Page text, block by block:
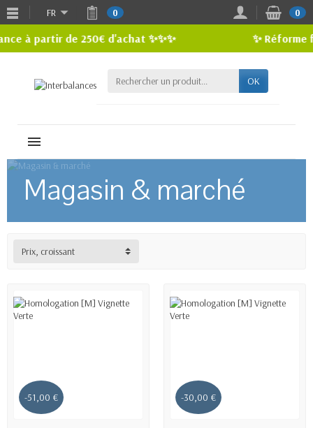
de 250€ d'achat ✨✨✨ ✨ Réforme
FR 0 0
OK
Magasin & marché
Prix, croissant
-51,00 € -30,00 €